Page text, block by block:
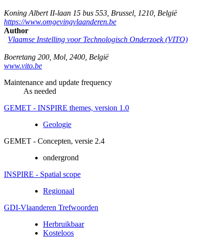
Koning Albert II-laan 15 bus 553 Brussel 1210 België
https://www.omgevingvlaanderen.be
Author
Vlaamse Instelling voor Technologisch Onderzoek (VITO)
Boeretang 200 Mol 2400 België
www.vito.be
Maintenance and update frequency
As needed
GEMET - INSPIRE themes, version 1.0
Geologie
GEMET - Concepten, versie 2.4
ondergrond
INSPIRE - Spatial scope
Regionaal
GDI-Vlaanderen Trefwoorden
Herbruikbaar
Kosteloos